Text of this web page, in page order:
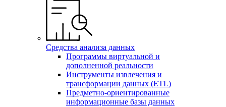
Средства анализа данных
Программы виртуальной и
дополненной реальности
Инструменты извлечения и
трансформации данных (ETL)
Предметно-ориентированные
информационные базы данных